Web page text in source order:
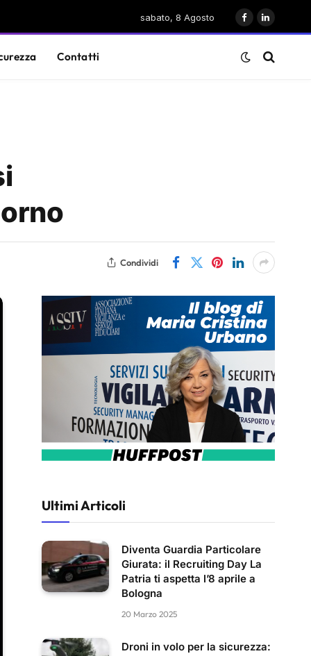
sabato, 8 Agosto
Facebook
LinkedIn
Contatti
Condividi
Ultimi Articoli
Diventa Guardia Particolare
Giurata: il Recruiting Day La
Patria ti aspetta l’8 aprile a
Bologna
20 Marzo 2025
Droni in volo per la sicurezza: